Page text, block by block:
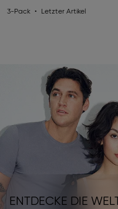
3-Pack Letzter Artikel
ENTDECKE DIE